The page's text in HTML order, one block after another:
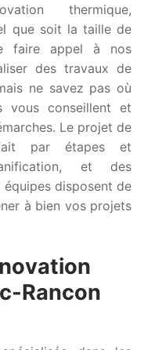
thermique,
que soit la taille de
faire appel à nos
des travaux de
ne savez pas où
vous conseillent et
Le projet de
par étapes et
et des
disposent de
à bien vos projets
Rancon